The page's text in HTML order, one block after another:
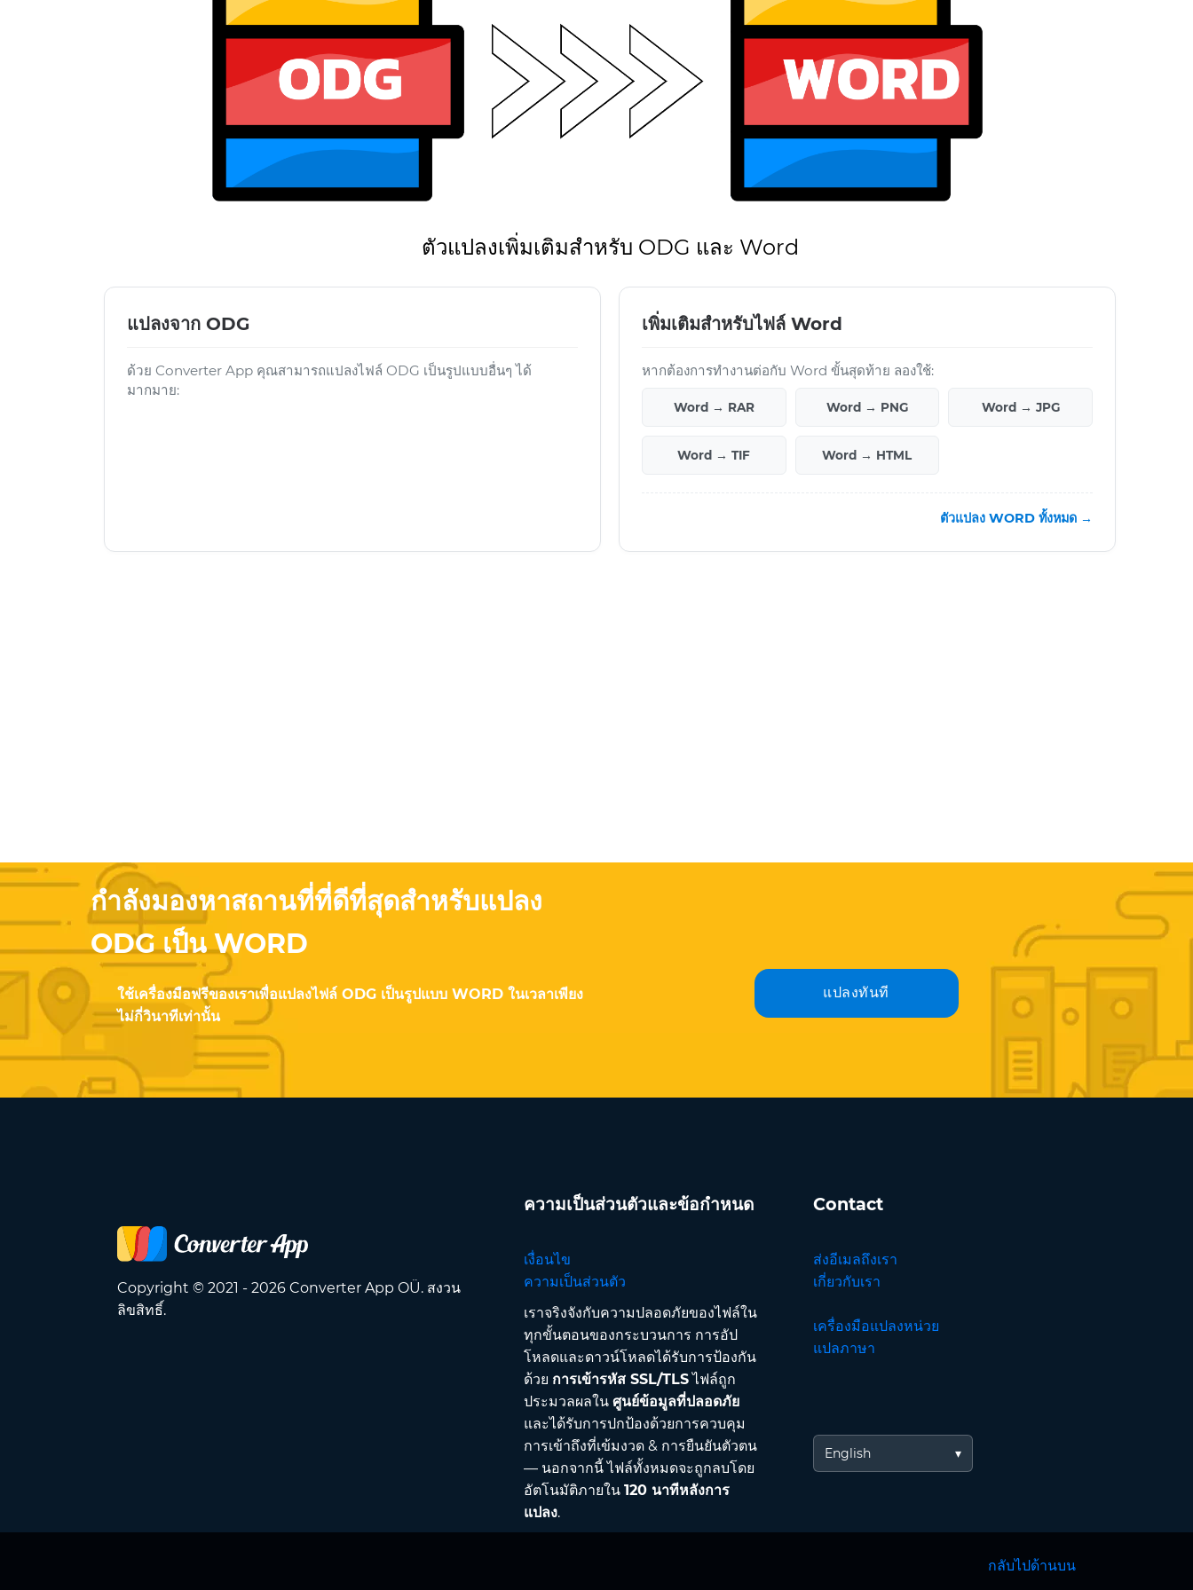
ตัวแปลงเพิ่มเติมสำหรับ ODG และ Word
แปลงจาก ODG
ด้วย Converter App คุณสามารถแปลงไฟล์ ODG เป็นรูปแบบอื่นๆ ได้
มากมาย:
เพิ่มเติมสำหรับไฟล์ Word
หากต้องการทำงานต่อกับ Word ขั้นสุดท้าย ลองใช้:
Word → RAR Word → PNG Word → JPG
Word → TIF Word → HTML
ตัวแปลง WORD ทั้งหมด →
กำลังมองหาสถานที่ที่ดีที่สุดสำหรับแปลง
ODG เป็น WORD
ใช้เครื่องมือฟรีของเราเพื่อแปลงไฟล์ ODG เป็นรูปแบบ WORD ในเวลาเพียง
ไม่กี่วินาทีเท่านั้น
แปลงทันที
Copyright © 2021 - 2026 Converter App OÜ. สงวน
ลิขสิทธิ์.
ความเป็นส่วนตัวและข้อกำหนด
เงื่อนไข
ความเป็นส่วนตัว
เราจริงจังกับความปลอดภัยของไฟล์ใน
ทุกขั้นตอนของกระบวนการ การอัป
โหลดและดาวน์โหลดได้รับการป้องกัน
ด้วย การเข้ารหัส SSL/TLSไฟล์ถูก
ประมวลผลใน ศูนย์ข้อมูลที่ปลอดภัย
และได้รับการปกป้องด้วยการควบคุม
การเข้าถึงที่เข้มงวด & การยืนยันตัวตน
— นอกจากนี้ ไฟล์ทั้งหมดจะถูกลบโดย
อัตโนมัติภายใน 120 นาทีหลังการ
แปลง.
Contact
ส่งอีเมลถึงเรา
เกี่ยวกับเรา
เครื่องมือแปลงหน่วย
แปลภาษา
English
กลับไปด้านบน